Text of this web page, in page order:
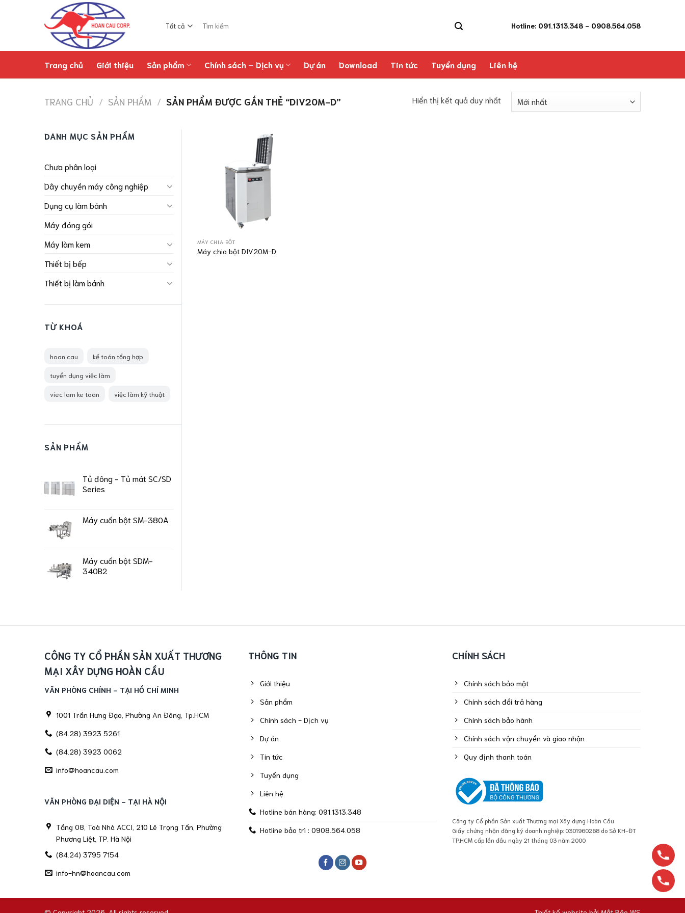
kiếm:
Hotline: 091.1313.348 - 0908.564.058
Trang chủ Giới thiệu Sản phẩm Chính sách – Dịch vụ Dự án Download Tin tức Tuyển dụng Liên hệ
TRANG CHỦ / SẢN PHẨM / SẢN PHẨM ĐƯỢC GẮN THẺ “DIV20M-D” Hiển thị kết quả duy nhất
DANH MỤC SẢN PHẨM
Chưa phân loại
Dây chuyền máy công nghiệp
Dụng cụ làm bánh
Máy đóng gói
Máy làm kem
Thiết bị bếp
Thiết bị làm bánh
TỪ KHOÁ
hoan cau kế toán tổng hợp
tuyển dụng việc làm
viec lam ke toan việc làm kỹ thuật
SẢN PHẨM
Tủ đông - Tủ mát SC/SD
Series
Máy cuốn bột SM-380A
Máy cuốn bột SDM-
340B2
MÁY CHIA BỘT
Máy chia bột DIV20M-D
CÔNG TY CỔ PHẦN SẢN XUẤT THƯƠNG
MẠI XÂY DỰNG HOÀN CẦU
VĂN PHÒNG CHÍNH - TẠI HỒ CHÍ MINH
1001 Trần Hưng Đạo, Phường An Đông, Tp.HCM
(84.28) 3923 5261
(84.28) 3923 0062
info@hoancau.com
VĂN PHÒNG ĐẠI DIỆN - TẠI HÀ NỘI
Tầng 08, Toà Nhà ACCI, 210 Lê Trọng Tấn, Phường
Phương Liệt, TP. Hà Nội
(84.24) 3795 7154
info-hn@hoancau.com
THÔNG TIN
Giới thiệu
Sản phẩm
Chính sách - Dịch vụ
Dự án
Tin tức
Tuyển dụng
Liên hệ
Hotline bán hàng: 091.1313.348
Hotline bảo trì : 0908.564.058
CHÍNH SÁCH
Chính sách bảo mật
Chính sách đổi trả hàng
Chính sách bảo hành
Chính sách vận chuyển và giao nhận
Quy định thanh toán
Công ty Cổ phần Sản xuất Thương mại Xây dựng Hoàn Cầu
Giấy chứng nhận đăng ký doanh nghiệp: 0301960268 do Sở KH-ĐT
TP.HCM cấp lần đầu ngày 21 tháng 03 năm 2000